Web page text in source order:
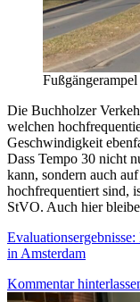
Die Buchholzer
welchen
Geschwindigkeit
Dass Tempo 30 nicht
kann, sondern auch
hochfrequentiert sind,
StVO. Auch hier
in Amsterdam
Kommentar